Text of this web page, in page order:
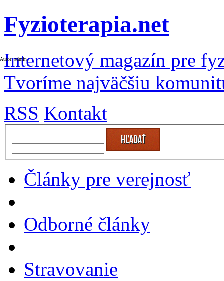
Fyzioterapia.net
Internetový magazín pre
Tvoríme najväčšiu
RSS Kontakt
Články pre verejnosť
Odborné články
Stravovanie
Autor: admin